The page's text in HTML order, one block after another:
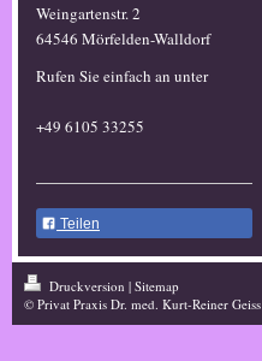
Weingartenstr. 2
64546 Mörfelden-Walldorf
Rufen Sie einfach an unter
+49 6105 33255
Teilen
Druckversion | Sitemap
© Privat Praxis Dr. med. Kurt-Reiner Geiss